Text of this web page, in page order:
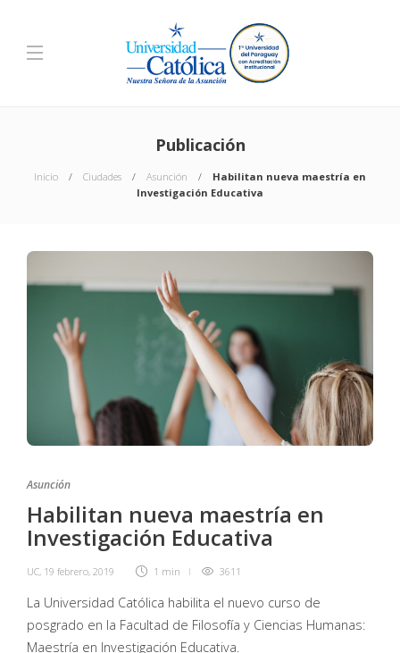
Publicación
Inicio Ciudades Asunción
Habilitan nueva maestría en
Investigación Educativa
Asunción
Habilitan nueva maestría en
Investigación Educativa
UC, 19 febrero, 2019 1 min 3611
La Universidad Católica habilita el nuevo curso de
posgrado en la Facultad de Filosofía y Ciencias Humanas:
Maestría en Investigación Educativa.